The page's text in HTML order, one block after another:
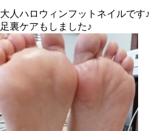
大人ハロウィンフットネイルです♪
足裏ケアもしました♪